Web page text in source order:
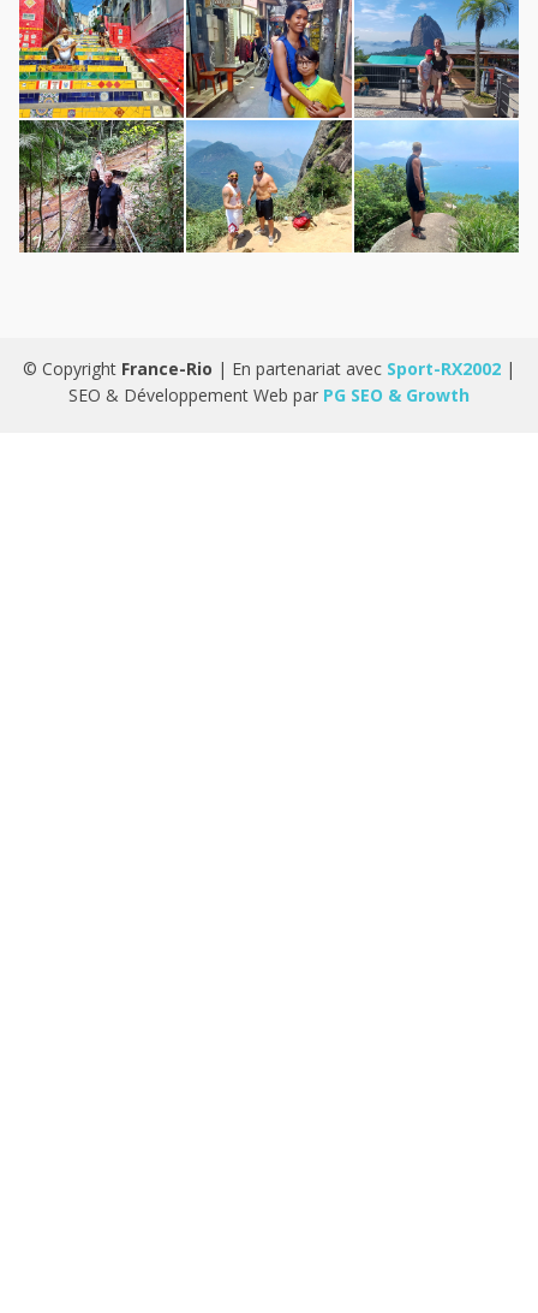
© Copyright France-Rio | En partenariat avec Sport-RX2002 |
SEO & Développement Web par PG SEO & Growth